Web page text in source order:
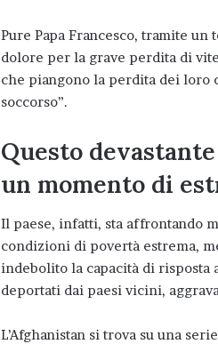
Pure Papa Francesco, tramite
dolore per la grave perdita di
che piangono la perdita dei loro
soccorso”.
Questo
un momento di
Il paese, infatti, sta affrontando
condizioni di povertà estrema,
indebolito la capacità di
deportati dai paesi vicini,
L’Afghanistan si trova su una